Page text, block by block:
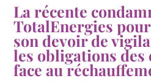
La récente
TotalEnergies
son devoir de
les obligations
face au